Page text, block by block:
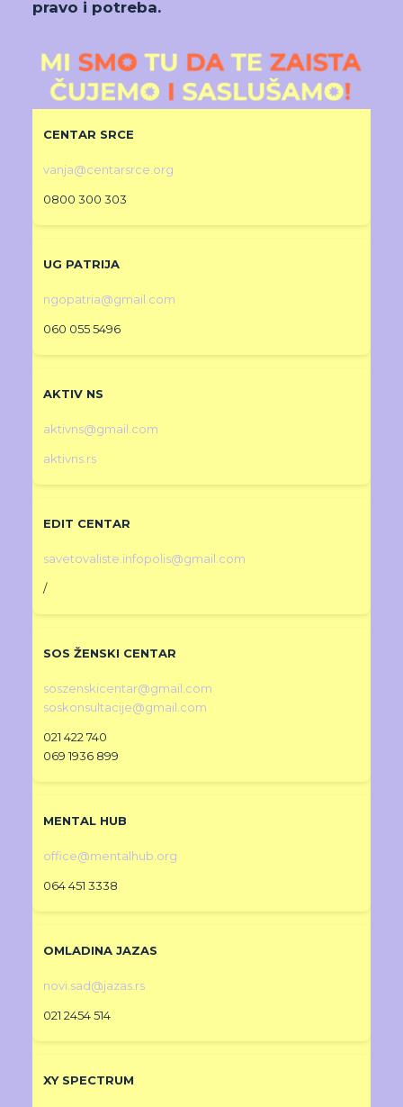
pravo i potreba.
CENTAR SRCE
vanja@centarsrce.org
0800 300 303
UG PATRIJA
ngopatria@gmail.com
060 055 5496
AKTIV NS
aktivns@gmail.com
aktivns.rs
EDIT CENTAR
savetovaliste.infopolis@gmail.com
/
SOS ŽENSKI CENTAR
soszenskicentar@gmail.com
soskonsultacije@gmail.com
021 422 740
069 1936 899
MENTAL HUB
office@mentalhub.org
064 451 3338
OMLADINA JAZAS
novi.sad@jazas.rs
021 2454 514
XY SPECTRUM